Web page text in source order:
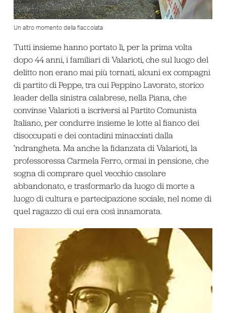
Un altro momento della fiaccolata
Tutti insieme hanno portato lì, per la prima volta
dopo 44 anni, i familiari di Valarioti, che sul luogo del
delitto non erano mai più tornati, alcuni ex compagni
di partito di Peppe, tra cui Peppino Lavorato, storico
leader della sinistra calabrese, nella Piana, che
convinse Valarioti a iscriversi al Partito Comunista
Italiano, per condurre insieme le lotte al fianco dei
disoccupati e dei contadini minacciati dalla
’ndrangheta. Ma anche la fidanzata di Valarioti, la
professoressa Carmela Ferro, ormai in pensione, che
sogna di comprare quel vecchio casolare
abbandonato, e trasformarlo da luogo di morte a
luogo di cultura e partecipazione sociale, nel nome di
quel ragazzo di cui era così innamorata.